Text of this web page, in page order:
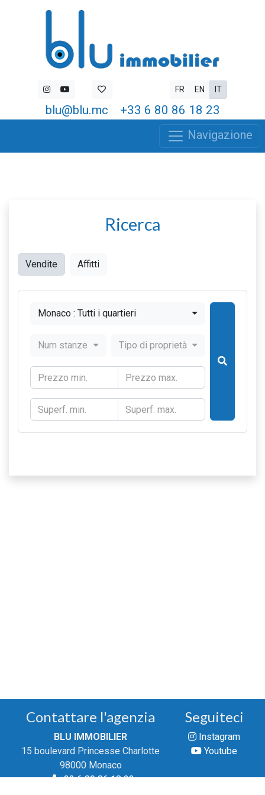
FR EN IT
blu@blu.mc
+33 6 80 86 18 23
Navigazione
Ricerca
Vendite Affitti
Monaco : Tutti i quartieri
Num stanze Tipo di proprietà
Contattare l'agenzia
BLU IMMOBILIER
15 boulevard Princesse Charlotte
98000 Monaco
+33 6 80 86 18 23
Seguiteci
Instagram
Youtube